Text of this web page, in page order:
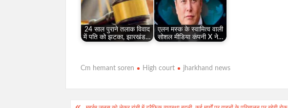
24 साल पुराने तलाक विवाद
में पति को झटका, झारखंड…
एलन मस्क के स्वामित्व वाली
सोशल मीडिया कंपनी X ने…
Cm hemant soren High court jharkhand news